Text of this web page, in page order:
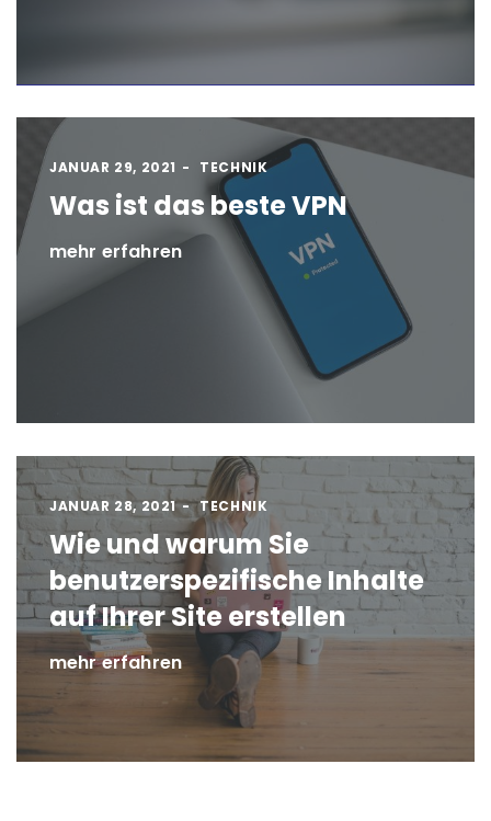
JANUAR 29, 2021 TECHNIK
Was ist das beste VPN
mehr erfahren
JANUAR 28, 2021 TECHNIK
Wie und warum Sie
benutzerspezifische Inhalte
auf Ihrer Site erstellen
mehr erfahren